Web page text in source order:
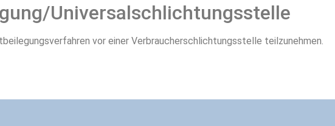
Universal­schlichtungs­stelle
vor einer Verbraucherschlichtungsstelle teilzunehmen.